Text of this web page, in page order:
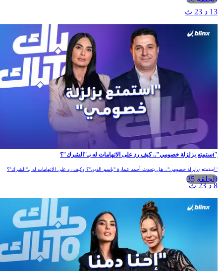
13 د 23 ث
الحلقة 35
"استمتع بزلزلة خصومي".. كيف رد على الاتهامات له بـ"الشرك"؟
"استمتع بزلزلة خصومي".. هل يتحدث أحمد عمارة "باسم الدين"؟ وكيف رد على الاتهامات له بـ"الشرك"؟